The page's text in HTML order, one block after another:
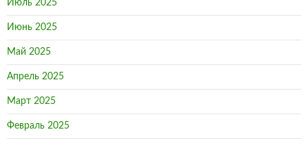
Июль 2025
Июнь 2025
Май 2025
Апрель 2025
Март 2025
Февраль 2025